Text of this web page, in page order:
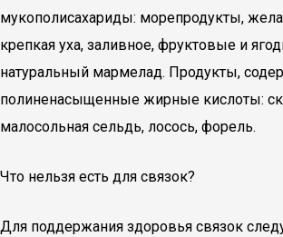
мукополисахариды: морепродукты,
крепкая уха, заливное, фруктовые и
натуральный мармелад. Продукты,
полиненасыщенные жирные кислоты:
малосольная сельдь, лосось, форель.
Что нельзя есть для связок?
Для поддержания здоровья связок